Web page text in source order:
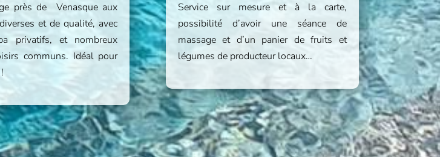
près de Venasque aux
et de qualité, avec
privatifs, et nombreux
communs. Idéal pour
Service sur mesure et à la carte,
possibilité d’avoir une séance de
massage et d’un panier de fruits et
légumes de producteur locaux…